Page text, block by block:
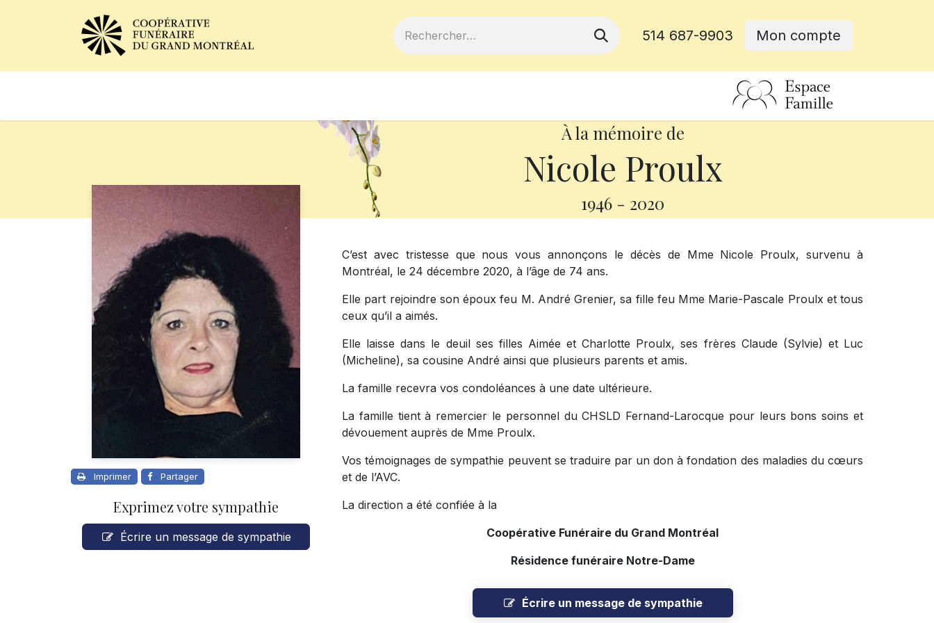
514 687-9903 Mon compte
À la mémoire de
Nicole Proulx
1946 - 2020
Imprimer Partager
Exprimez votre sympathie
Écrire un message de sympathie
C’est avec tristesse que nous vous annonçons le décès de Mme Nicole Proulx, survenu à
Montréal, le 24 décembre 2020, à l’âge de 74 ans.
Elle part rejoindre son époux feu M. André Grenier, sa fille feu Mme Marie-Pascale Proulx et tous
ceux qu’il a aimés.
Elle laisse dans le deuil ses filles Aimée et Charlotte Proulx, ses frères Claude (Sylvie) et Luc
(Micheline), sa cousine André ainsi que plusieurs parents et amis.
La famille recevra vos condoléances à une date ultérieure.
La famille tient à remercier le personnel du CHSLD Fernand-Larocque pour leurs bons soins et
dévouement auprès de Mme Proulx.
Vos témoignages de sympathie peuvent se traduire par un don à fondation des maladies du cœurs
et de l’AVC.
La direction a été confiée à la
Coopérative Funéraire du Grand Montréal
Résidence funéraire Notre-Dame
Écrire un message de sympathie